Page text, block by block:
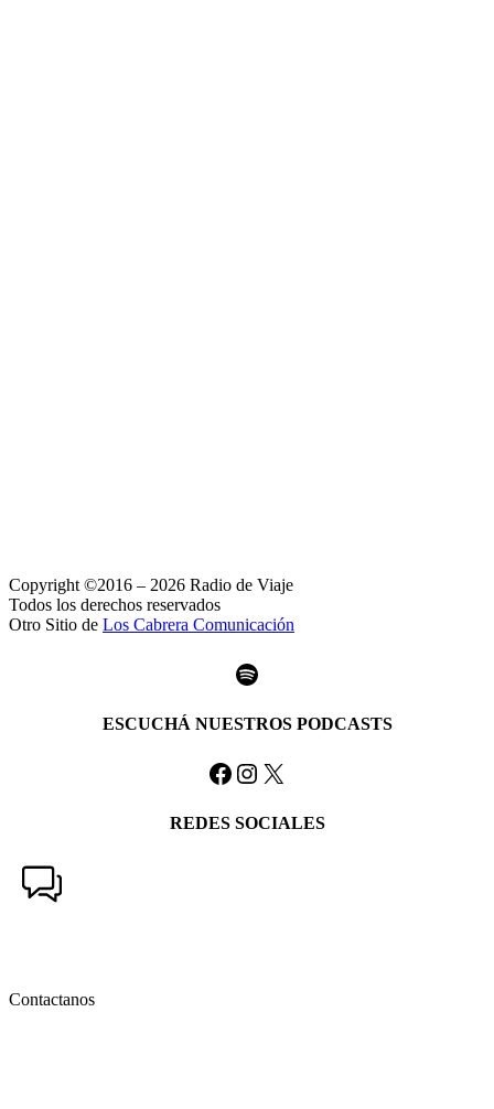
Copyright ©2016 – 2026 Radio de Viaje
Todos los derechos reservados
Otro Sitio de Los Cabrera Comunicación
Spotify
ESCUCHÁ NUESTROS PODCASTS
Facebook
Instagram
X
REDES SOCIALES
Contactanos